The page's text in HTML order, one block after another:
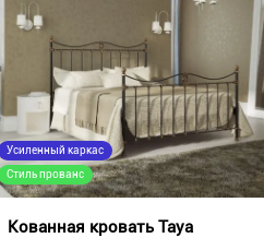
Усиленный каркас
Стиль прованс
Кованная кровать Taya